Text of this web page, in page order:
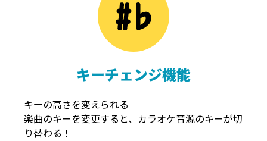
キーチェンジ機能
キーの高さを変えられる
楽曲のキーを変更すると、カラオケ音源のキーが切
り替わる！